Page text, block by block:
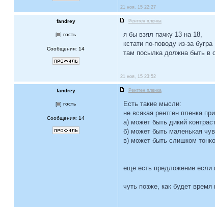
21 ноя, 15 22:27
fandrey Рентген пленка
[ ] гость
Сообщения: 14
я бы взял пачку 13 на 18,
кстати по-поводу из-за
там посылка должна быть в
21 ноя, 15 23:52
fandrey Рентген пленка
[ ] гость
Сообщения: 14
Есть такие мысли:
не всякая рентген пленка
а) может быть дикий
б) может быть маленькая
в) может быть слишком
еще есть предложение если
чуть позже, как будет время